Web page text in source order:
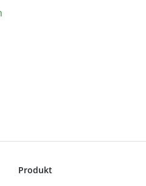
Produkt